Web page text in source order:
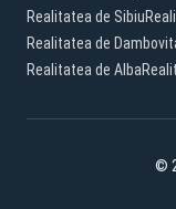
Realitatea de Sibiu
Realitatea de
Realitatea de Alba
©